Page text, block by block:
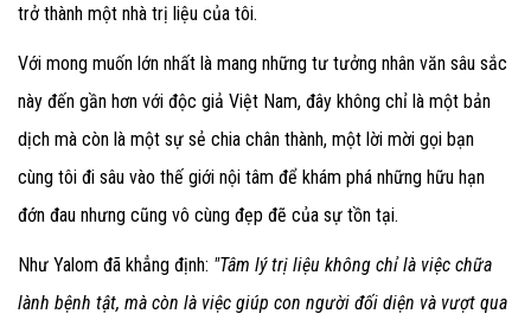
trở thành một nhà trị liệu của tôi.
Với mong muốn lớn nhất là mang những tư tưởng nhân văn sâu sắc
này đến gần hơn với độc giả Việt Nam, đây không chỉ là một bản
dịch mà còn là một sự sẻ chia chân thành, một lời mời gọi bạn
cùng tôi đi sâu vào thế giới nội tâm để khám phá những hữu hạn
đớn đau nhưng cũng vô cùng đẹp đẽ của sự tồn tại.
Như Yalom đã khẳng định: "Tâm lý trị liệu không chỉ là việc chữa
lành bệnh tật, mà còn là việc giúp con người đối diện và vượt qua